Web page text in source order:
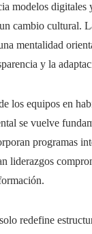
modelos digitales
cambio cultural.
mentalidad
y la
los equipos en
se vuelve
programas
liderazgos
redefine